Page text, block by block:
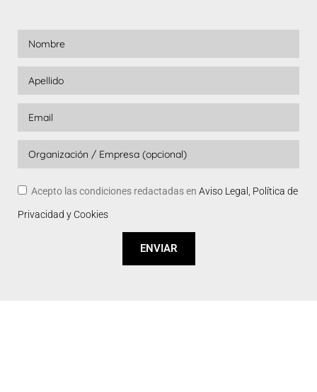
Acepto las condiciones redactadas en Aviso Legal, Política de
Privacidad y Cookies
ENVIAR